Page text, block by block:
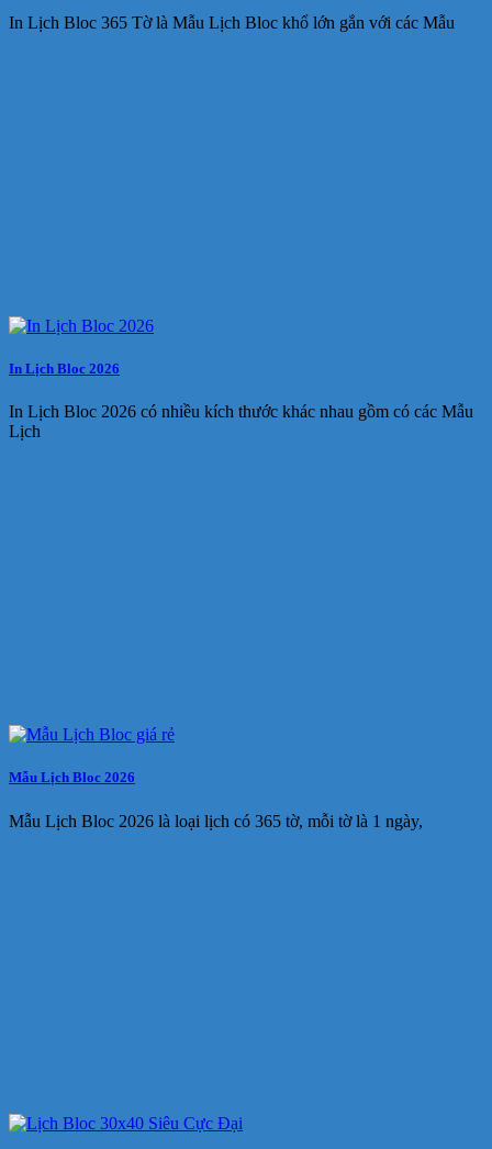
In Lịch Bloc 365 Tờ là Mẫu Lịch Bloc khổ lớn gắn với các Mẫu
In Lịch Bloc 2026
In Lịch Bloc 2026 có nhiều kích thước khác nhau gồm có các Mẫu
Lịch
Mẫu Lịch Bloc 2026
Mẫu Lịch Bloc 2026 là loại lịch có 365 tờ, mỗi tờ là 1 ngày,